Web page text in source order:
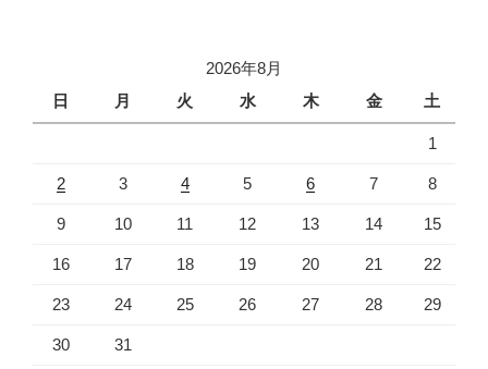
2026年8月
日
月 火 水 木 金 土
1
2 3 4 5 6 7 8
9 10 11 12 13 14 15
16 17 18 19 20 21 22
23 24 25 26 27 28 29
30 31